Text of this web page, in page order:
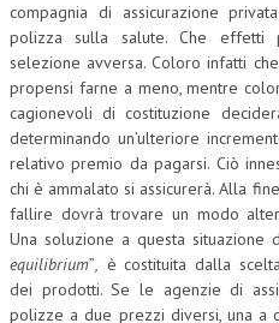
compagnia di assicurazione
polizza sulla salute. Che effetti
selezione avversa. Coloro infatti
propensi farne a meno, mentre
cagionevoli di costituzione
determinando un’ulteriore
relativo premio da pagarsi. Ciò
chi è ammalato si assicurerà. Alla
fallire dovrà trovare un modo
Una soluzione a questa situazione
equilibrium”, è costituita dalla
dei prodotti. Se le agenzie di
polizze a due prezzi diversi, una a